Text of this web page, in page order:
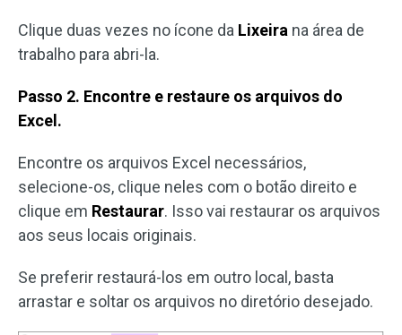
Clique duas vezes no ícone da Lixeira na área de
trabalho para abri-la.
Passo 2. Encontre e restaure os arquivos do
Excel.
Encontre os arquivos Excel necessários,
selecione-os, clique neles com o botão direito e
clique em Restaurar. Isso vai restaurar os arquivos
aos seus locais originais.
Se preferir restaurá-los em outro local, basta
arrastar e soltar os arquivos no diretório desejado.